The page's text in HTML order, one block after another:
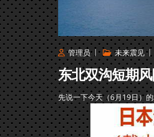
管理员 未来震见
东北双沟短期
先说一下今天（6月19日）